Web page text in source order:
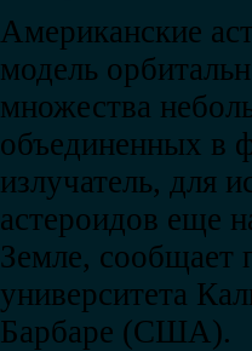
Американские
модель
множества
объединенных в
излучатель, для
астероидов еще
Земле, сообщает
университета
Барбаре (США).